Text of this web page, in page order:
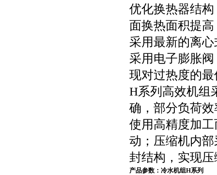
优化换热器结
面换热面积提
采用最新的离
采用电子膨胀
现对过热度的
H系列高效机组
确，部分负荷
使用高精度加
动；压缩机内
封结构，实现
产品参数： 冷水机组H系列